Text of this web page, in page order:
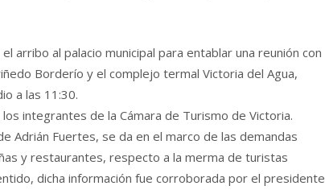
arribo al palacio municipal para entablar una reunión con
Borderío y el complejo termal Victoria del Agua,
a las 11:30.
integrantes de la Cámara de Turismo de Victoria.
Adrián Fuertes, se da en el marco de las demandas
y restaurantes, respecto a la merma de turistas
dicha información fue corroborada por el presidente